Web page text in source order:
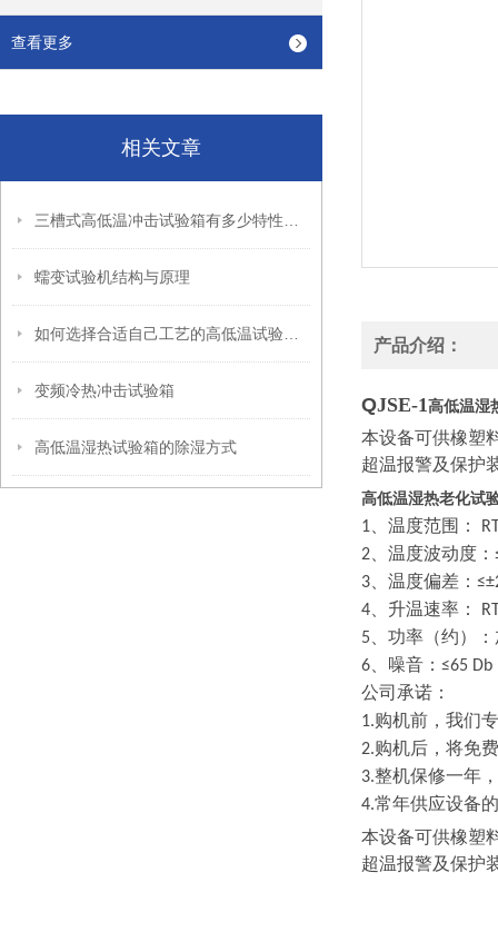
查看更多
相关文章
蠕变试验机结构与原理
变频冷热冲击试验箱
高低温湿热试验箱的除湿方式
产品介绍：
QJSE-1高低温湿
本设备可供橡塑
超温报警及保护
高低温湿热老化试
1 、温度范围：
2 、温度波动度：
3 、温度偏差：
4 、升温速率：
5 、功率（约）
6 、噪音： ≤65 Db
公司承诺：
1.购机前，我们
2.购机后，将免
3.整机保修一年
4.常年供应设备
本设备可供橡塑
超温报警及保护